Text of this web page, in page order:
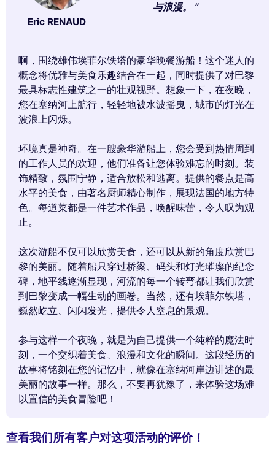
查看我们所有客户对这项活动的评价！
Eric RENAUD
与浪漫。
啊，围绕雄伟埃菲尔铁塔的豪华晚餐游船！这个迷人的
概念将优雅与美食乐趣结合在一起，同时提供了对巴黎
最具标志性建筑之一的壮观视野。想象一下，在夜晚，
您在塞纳河上航行，轻轻地被水波摇曳，城市的灯光在
波浪上闪烁。
环境真是神奇。在一艘豪华游船上，您会受到热情周到
的工作人员的欢迎，他们准备让您体验难忘的时刻。装
饰精致，氛围宁静，适合放松和逃离。提供的餐点是高
水平的美食，由著名厨师精心制作，展现法国的地方特
色。每道菜都是一件艺术作品，唤醒味蕾，令人叹为观
止。
这次游船不仅可以欣赏美食，还可以从新的角度欣赏巴
黎的美丽。随着船只穿过桥梁、码头和灯光璀璨的纪念
碑，地平线逐渐显现，河流的每一个转弯都让我们欣赏
到巴黎变成一幅生动的画卷。当然，还有埃菲尔铁塔，
巍然屹立、闪闪发光，提供令人窒息的景观。
参与这样一个夜晚，就是为自己提供一个纯粹的魔法时
刻，一个交织着美食、浪漫和文化的瞬间。这段经历的
故事将铭刻在您的记忆中，就像在塞纳河岸边讲述的最
美丽的故事一样。那么，不要再犹豫了，来体验这场难
以置信的美食冒险吧！